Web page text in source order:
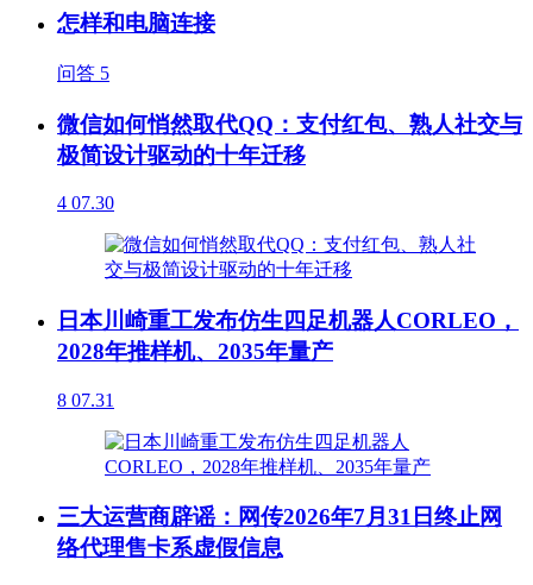
怎样和电脑连接
问答 5
微信如何悄然取代QQ：支付红包、熟人社交与
极简设计驱动的十年迁移
4 07.30
日本川崎重工发布仿生四足机器人CORLEO，
2028年推样机、2035年量产
8 07.31
三大运营商辟谣：网传2026年7月31日终止网
络代理售卡系虚假信息